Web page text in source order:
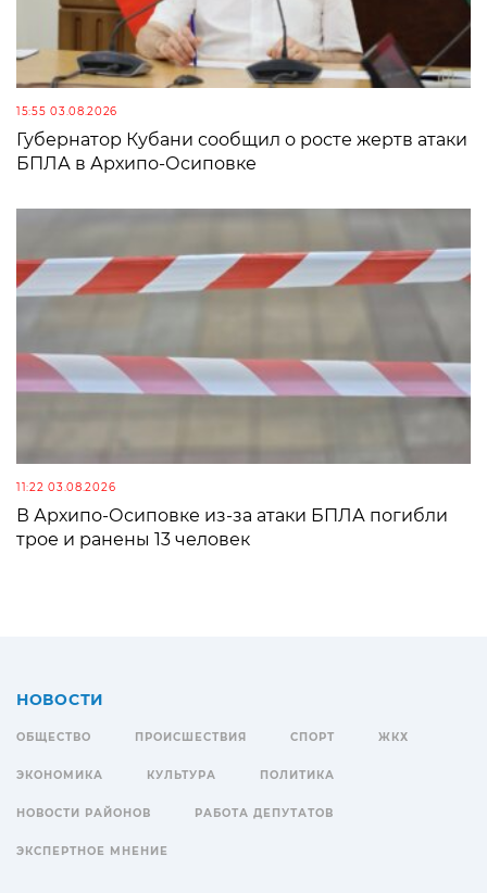
15:55 03.08.2026
Губернатор Кубани сообщил о росте жертв атаки
БПЛА в Архипо-Осиповке
11:22 03.08.2026
В Архипо-Осиповке из-за атаки БПЛА погибли
трое и ранены 13 человек
НОВОСТИ
ОБЩЕСТВО ПРОИСШЕСТВИЯ СПОРТ ЖКХ
ЭКОНОМИКА КУЛЬТУРА ПОЛИТИКА
НОВОСТИ РАЙОНОВ РАБОТА ДЕПУТАТОВ
ЭКСПЕРТНОЕ МНЕНИЕ